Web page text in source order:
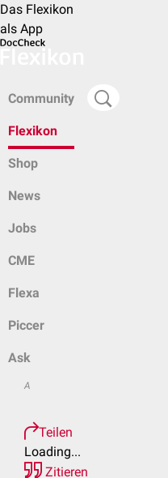
Das Flexikon
als App
Community
Flexikon
Shop
News
Jobs
CME
Flexa
Piccer
Ask
A
Teilen
Loading...
Zitieren